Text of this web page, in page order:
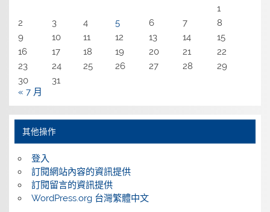
1
2
3 4 5 6 7
8
9
10 11 12 13 14
15
16
17 18 19 20 21
22
23
24 25 26 27 28
29
30
31
« 7 月
其他操作
登入
訂閱網站內容的資訊提供
訂閱留言的資訊提供
WordPress.org 台灣繁體中文